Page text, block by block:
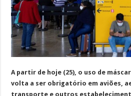
A partir de hoje (25), o uso de
volta a ser obrigatório em aviões,
transporte e outros